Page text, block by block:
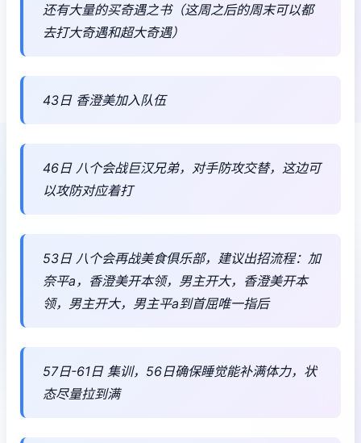
还有大量的买奇遇之书（这周之后的周末可以都
去打大奇遇和超大奇遇）
43日 香澄美加入队伍
46日 八个会战巨汉兄弟，对手防攻交替，这边可
以攻防对应着打
53日 八个会再战美食俱乐部，建议出招流程：加
奈平a，香澄美开本领，男主开大，香澄美开本
领，男主开大，男主平a到首屈唯一指后
57日-61日 集训，56日确保睡觉能补满体力，状
态尽量拉到满